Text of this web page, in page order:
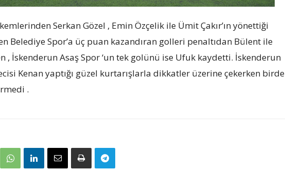
Serkan Gözel , Emin Özçelik ile Ümit Çakır’ın yönettiği
Belediye Spor’a üç puan kazandıran golleri penaltıdan Bülent ile
, İskenderun Asaş Spor ‘un tek golünü ise Ufuk kaydetti. İskenderun
Kenan yaptığı güzel kurtarışlarla dikkatler üzerine çekerken birde
.